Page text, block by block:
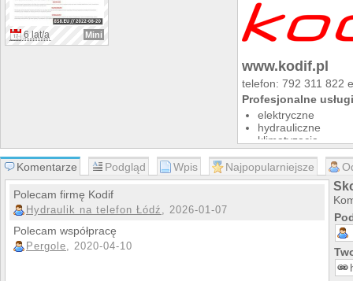
6 lat/a Mini
www.kodif.pl
telefon: 792 311 822
Profesjonalne
elektryczne
hydrauliczne
klimatyzacja
wentylacja
monitoring cctv
systemy alarmowe
wideodomofonyin
Świadczymy usługi
osób prywatnych
wspólnot
hotelarzy I
Komentarze Podgląd Wpis Najpopularniejsze
Polecam firmę Kodif
Hydraulik na telefon Łódź , 2026-01-07
Polecam współpracę
Pergole, 2020-04-10